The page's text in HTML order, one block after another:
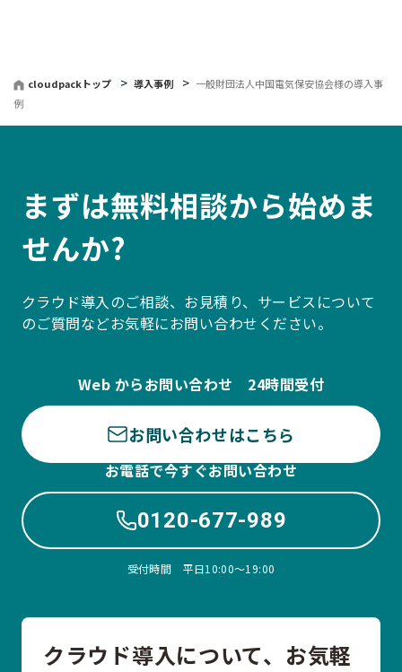
cloudpackトップ 導入事例
一般財団法人中国電気保安協会様の導入事
例
まずは無料相談から始めま
せんか?
クラウド導入のご相談、お見積り、サービスについて
のご質問などお気軽にお問い合わせください。
Web からお問い合わせ 24時間受付
お問い合わせはこちら
お電話で今すぐお問い合わせ
0120-677-989
受付時間 平日10:00〜19:00
クラウド導入について、お気軽